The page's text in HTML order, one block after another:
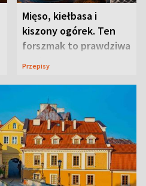
Mięso, kiełbasa i
kiszony ogórek. Ten
forszmak to prawdziwa
uczta
Przepisy